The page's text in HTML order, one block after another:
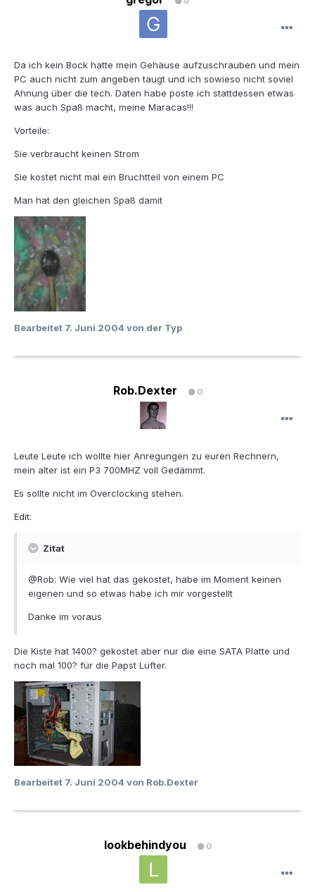
Da ich kein Bock hatte mein Gehäuse aufzuschrauben und mein
PC auch nicht zum angeben taugt und ich sowieso nicht soviel
Ahnung über die tech. Daten habe poste ich stattdessen etwas
was auch Spaß macht, meine Maracas!!!
Vorteile:
Sie verbraucht keinen Strom
Sie kostet nicht mal ein Bruchtteil von einem PC
Man hat den gleichen Spaß damit
Bearbeitet 7. Juni 2004 von der Typ
Rob.Dexter 0
Leute Leute ich wollte hier Anregungen zu euren Rechnern,
mein alter ist ein P3 700MHZ voll Gedämmt.
Es sollte nicht im Overclocking stehen.
Edit:
Zitat
@Rob: Wie viel hat das gekostet, habe im Moment keinen
eigenen und so etwas habe ich mir vorgestellt
Danke im voraus
Die Kiste hat 1400? gekostet aber nur die eine SATA Platte und
noch mal 100? für die Papst Lüfter.
Bearbeitet 7. Juni 2004 von Rob.Dexter
lookbehindyou 0